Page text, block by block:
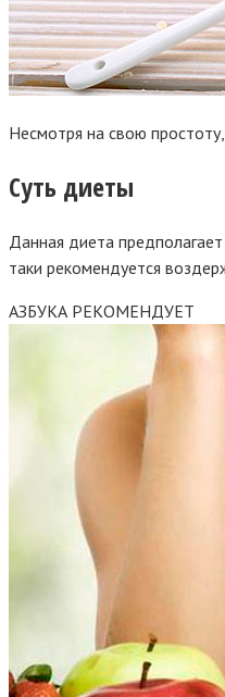
Несмотря на свою
Суть диеты
Данная диета
таки рекомендуется
АЗБУКА РЕКОМЕНДУЕТ